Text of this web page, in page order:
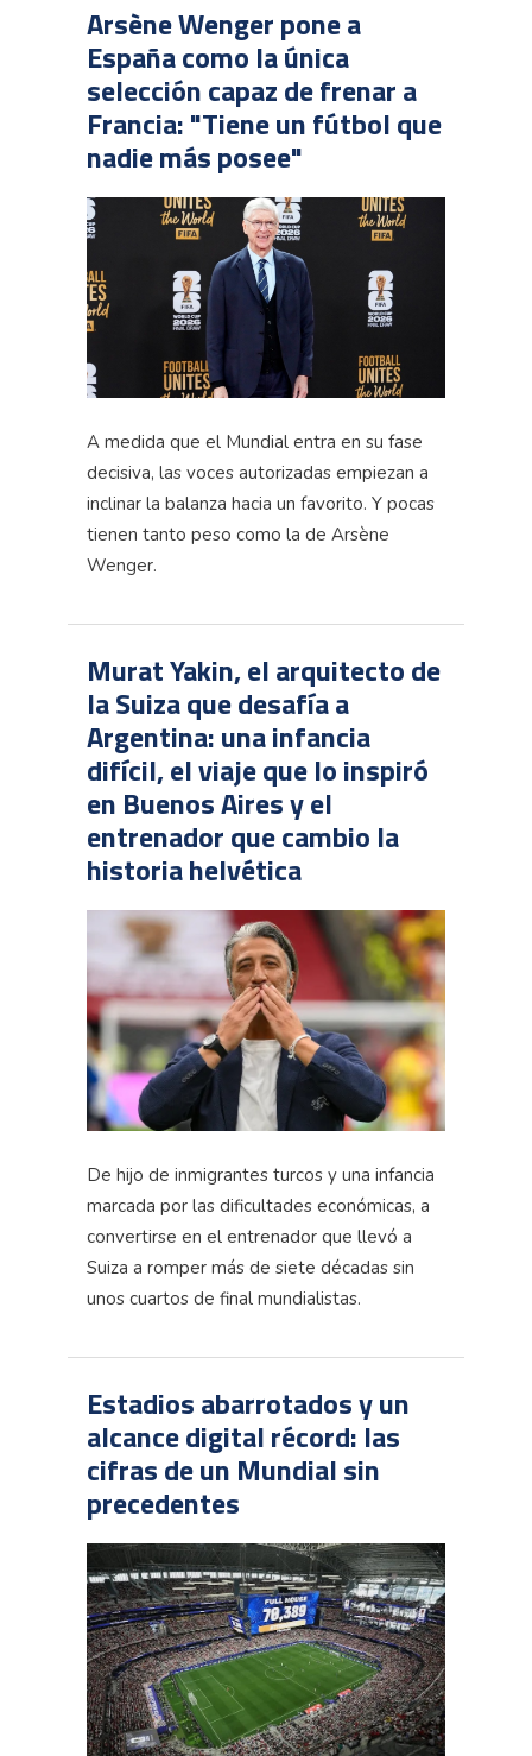
Arsène Wenger pone a
España como la única
selección capaz de frenar a
Francia: "Tiene un fútbol que
nadie más posee"
A medida que el Mundial entra en su fase
decisiva, las voces autorizadas empiezan a
inclinar la balanza hacia un favorito. Y pocas
tienen tanto peso como la de Arsène
Wenger.
Murat Yakin, el arquitecto de
la Suiza que desafía a
Argentina: una infancia
difícil, el viaje que lo inspiró
en Buenos Aires y el
entrenador que cambio la
historia helvética
De hijo de inmigrantes turcos y una infancia
marcada por las dificultades económicas, a
convertirse en el entrenador que llevó a
Suiza a romper más de siete décadas sin
unos cuartos de final mundialistas.
Estadios abarrotados y un
alcance digital récord: las
cifras de un Mundial sin
precedentes